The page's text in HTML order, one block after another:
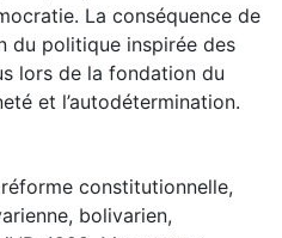
La conséquence de
du politique inspirée des
lors de la fondation du
et l’autodétermination.
réforme constitutionnelle,
, bolivarien,